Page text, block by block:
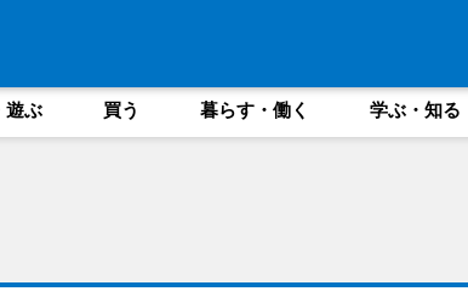
遊ぶ 買う 暮らす・働く 学ぶ・知る